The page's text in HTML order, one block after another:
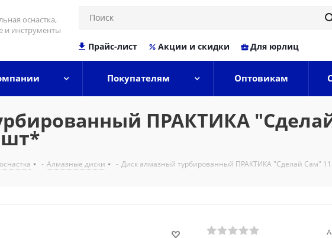
оснастка,
и инструменты
Прайс-лист Акции и скидки Для юрлиц
Покупателям Оптовикам
ПРАКТИКА
шт*
- Алмазные диски - Диск алмазный турбированный ПРАКТИКА "Сделай Сам"